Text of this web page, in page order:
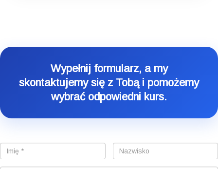
Wypełnij formularz, a my
skontaktujemy się z Tobą i pomożemy
wybrać odpowiedni kurs.